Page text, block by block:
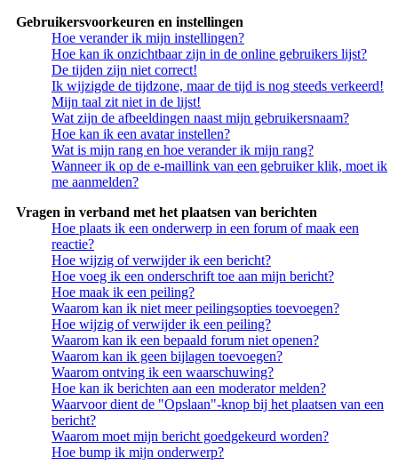
Gebruikersvoorkeuren en instellingen
Hoe verander ik mijn instellingen?
Hoe kan ik onzichtbaar zijn in de online gebruikers lijst?
De tijden zijn niet correct!
Ik wijzigde de tijdzone, maar de tijd is nog steeds verkeerd!
Mijn taal zit niet in de lijst!
Wat zijn de afbeeldingen naast mijn gebruikersnaam?
Hoe kan ik een avatar instellen?
Wat is mijn rang en hoe verander ik mijn rang?
Wanneer ik op de e-maillink van een gebruiker klik, moet ik
me aanmelden?
Vragen in verband met het plaatsen van berichten
Hoe plaats ik een onderwerp in een forum of maak een
reactie?
Hoe wijzig of verwijder ik een bericht?
Hoe voeg ik een onderschrift toe aan mijn bericht?
Hoe maak ik een peiling?
Waarom kan ik niet meer peilingsopties toevoegen?
Hoe wijzig of verwijder ik een peiling?
Waarom kan ik een bepaald forum niet openen?
Waarom kan ik geen bijlagen toevoegen?
Waarom ontving ik een waarschuwing?
Hoe kan ik berichten aan een moderator melden?
Waarvoor dient de "Opslaan"-knop bij het plaatsen van een
bericht?
Waarom moet mijn bericht goedgekeurd worden?
Hoe bump ik mijn onderwerp?